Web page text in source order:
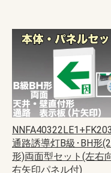
通路誘導灯B級･BH形
形)両面型セット(左右
右矢印パネル付)